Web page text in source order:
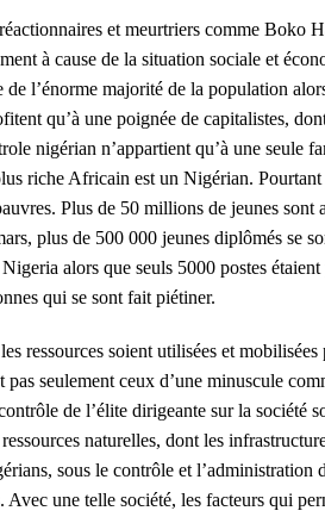
et meurtriers comme Boko
à cause de la situation sociale et
de l’énorme majorité de la population
qu’à une poignée de capitalistes,
nigérian n’appartient qu’à une seule
riche Africain est un Nigérian.
Plus de 50 millions de jeunes sont
plus de 500 000 jeunes diplômés se
alors que seuls 5000 postes
qui se sont fait piétiner.
ressources soient utilisées et
pas seulement ceux d’une minuscule
de l’élite dirigeante sur la société
naturelles, dont les
sous le contrôle et l’administration
Avec une telle société, les facteurs qui